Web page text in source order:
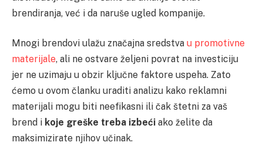
brendiranja, već i da naruše ugled kompanije.
Mnogi brendovi ulažu značajna sredstva u promotivne
materijale, ali ne ostvare željeni povrat na investiciju
jer ne uzimaju u obzir ključne faktore uspeha. Zato
ćemo u ovom članku uraditi analizu kako reklamni
materijali mogu biti neefikasni ili čak štetni za vaš
brend i koje greške treba izbeći ako želite da
maksimizirate njihov učinak.